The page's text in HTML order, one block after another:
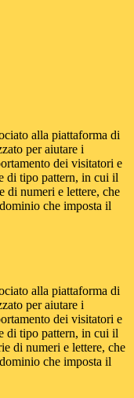
alla piattaforma di
per aiutare i
dei visitatori e
di tipo pattern, in cui il
di numeri e lettere, che
che imposta il
alla piattaforma di
per aiutare i
dei visitatori e
di tipo pattern, in cui il
di numeri e lettere, che
che imposta il